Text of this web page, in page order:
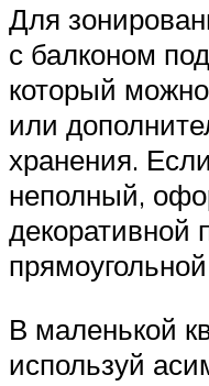
Для
с балконом
который
или
хранения.
неполный,
декоративной
В маленькой
используй